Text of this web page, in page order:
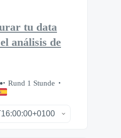
tu data
análisis de
Rund 1 Stunde